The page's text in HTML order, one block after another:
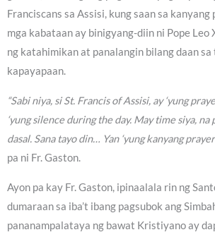
Franciscans sa Assisi, kung saan sa kanyang
mga kabataan ay binigyang-diin ni Pope Leo
ng katahimikan at panalangin bilang daan sa
kapayapaan.
“Sabi niya, si St. Francis of Assisi, ay ‘yung
‘yung silence during the day. May time siya, na
dasal. Sana tayo din… Yan ‘yung kanyang
pa ni Fr. Gaston.
Ayon pa kay Fr. Gaston, ipinaalala rin ng
dumaraan sa iba’t ibang pagsubok ang
pananampalataya ng bawat Kristiyano ay